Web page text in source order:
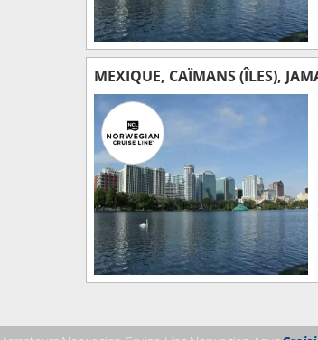
MEXIQUE, CAÏMANS (ÎLES),